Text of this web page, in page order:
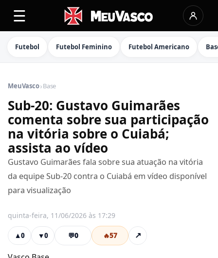
☰
Futebol Futebol Feminino Futebol Americano
MeuVasco›Base
Sub-20: Gustavo Guimarães
comenta sobre sua participação
na vitória sobre o Cuiabá;
assista ao vídeo
Gustavo Guimarães fala sobre sua atuação na vitória
da equipe Sub-20 contra o Cuiabá em vídeo disponível
para visualização
quinta-feira, 11/06/2026 às 17:29
▲0 ▼0 💬0 🔥57 ↗